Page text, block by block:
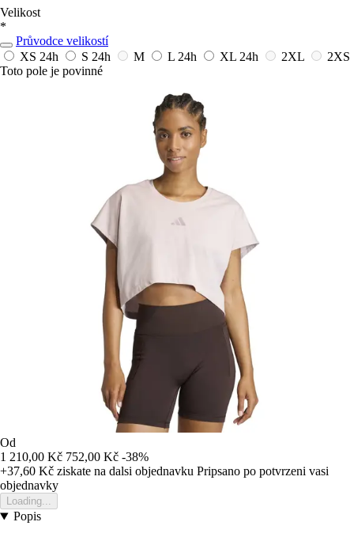
Velikost
*
Průvodce velikostí
XS 24h S 24h M L 24h XL 24h 2XL
2XS
Toto pole je povinné
Od
1 210,00 Kč 752,00 Kč -38%
+37,60 Kč ziskate na dalsi objednavku Pripsano po potvrzeni vasi
objednavky
Loading...
Popis